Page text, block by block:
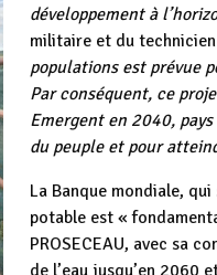
développement à
militaire et du
populations est prévue
Par conséquent, ce
Emergent en 2040,
du peuple et pour
La Banque mondiale,
potable est «
PROSECEAU, avec sa
de l’eau jusqu’en 2060